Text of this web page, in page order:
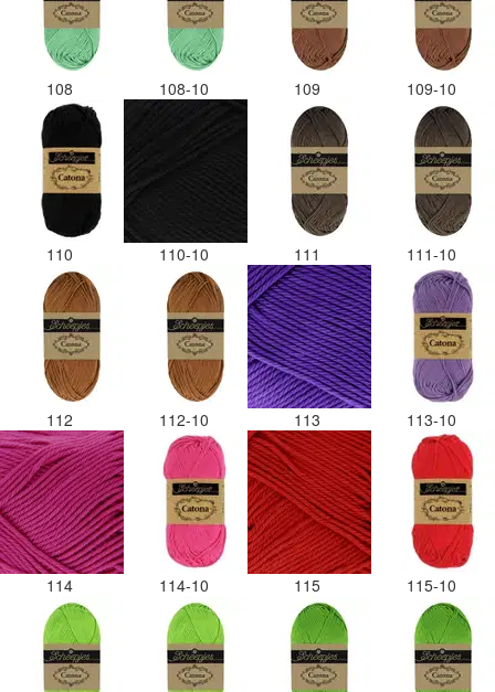
108 108-10 109 109-10
110 110-10 111 111-10
112 112-10 113 113-10
114 114-10 115 115-10